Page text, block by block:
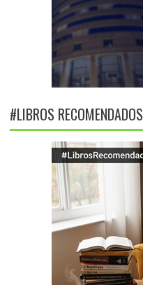
#LIBROS RECOMENDADOS